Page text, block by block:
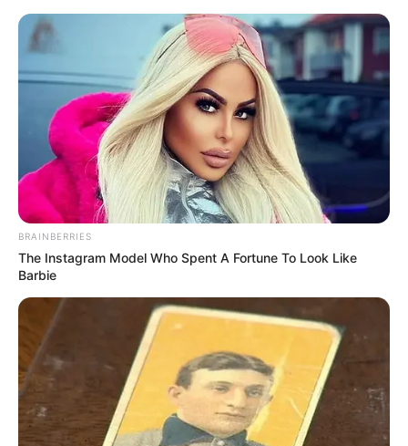
HOME
INSPIRASI
STYLE
FILM &
SERIES
NGAKAK
QUOTES
HYPE
MORE
BRAINBERRIES
The Instagram Model Who Spent A Fortune To Look Like
Barbie